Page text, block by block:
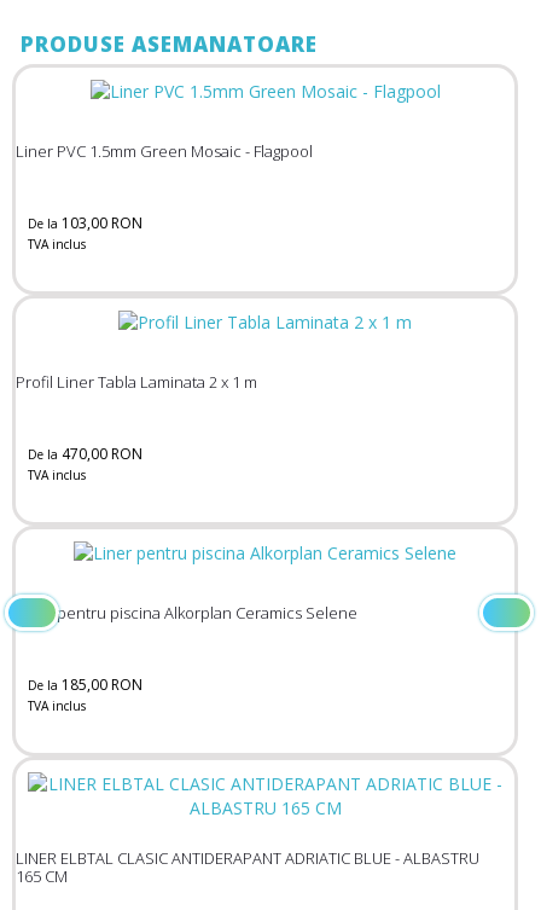
PRODUSE ASEMANATOARE
Liner PVC 1.5mm Green Mosaic - Flagpool
De la 103,00 RON
TVA inclus
Profil Liner Tabla Laminata 2 x 1 m
De la 470,00 RON
TVA inclus
Liner pentru piscina Alkorplan Ceramics Selene
De la 185,00 RON
TVA inclus
LINER ELBTAL CLASIC ANTIDERAPANT ADRIATIC BLUE - ALBASTRU
165 CM